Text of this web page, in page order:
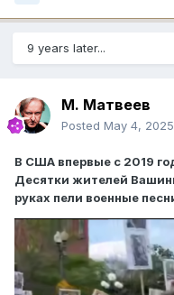
9 years later...
М. Матвеев
Posted May 4, 2025
В США впервые с 2019
Десятки жителей
руках пели военные